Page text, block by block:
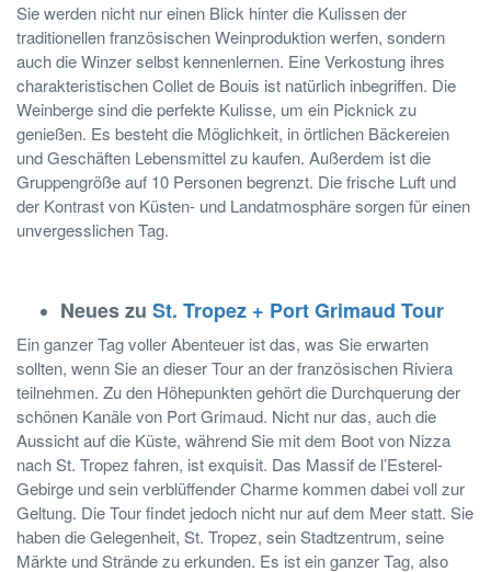
Sie werden nicht nur einen Blick hinter die Kulissen der
traditionellen französischen Weinproduktion werfen, sondern
auch die Winzer selbst kennenlernen. Eine Verkostung ihres
charakteristischen Collet de Bouis ist natürlich inbegriffen. Die
Weinberge sind die perfekte Kulisse, um ein Picknick zu
genießen. Es besteht die Möglichkeit, in örtlichen Bäckereien
und Geschäften Lebensmittel zu kaufen. Außerdem ist die
Gruppengröße auf 10 Personen begrenzt. Die frische Luft und
der Kontrast von Küsten- und Landatmosphäre sorgen für einen
unvergesslichen Tag.
Neues zu St. Tropez + Port Grimaud Tour
Ein ganzer Tag voller Abenteuer ist das, was Sie erwarten
sollten, wenn Sie an dieser Tour an der französischen Riviera
teilnehmen. Zu den Höhepunkten gehört die Durchquerung der
schönen Kanäle von Port Grimaud. Nicht nur das, auch die
Aussicht auf die Küste, während Sie mit dem Boot von Nizza
nach St. Tropez fahren, ist exquisit. Das Massif de l’Esterel-
Gebirge und sein verblüffender Charme kommen dabei voll zur
Geltung. Die Tour findet jedoch nicht nur auf dem Meer statt. Sie
haben die Gelegenheit, St. Tropez, sein Stadtzentrum, seine
Märkte und Strände zu erkunden. Es ist ein ganzer Tag, also